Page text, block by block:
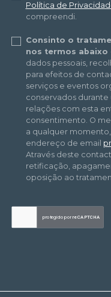
Política de
compreendi.
Consinto o
nos termos abaixo
dados pessoais,
para efeitos de
serviços e eventos
conservados
relações com esta
consentimento. O
a qualquer
endereço de email
Através deste
retificação,
oposição ao